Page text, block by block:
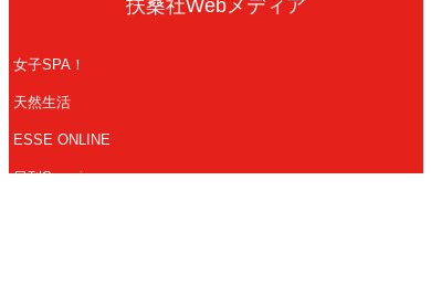
扶桑社Webメディア
女子SPA！
天然生活
ESSE ONLINE
日刊Sumai